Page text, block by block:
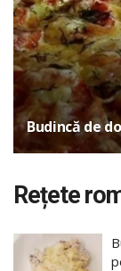
Budincă de
Rețete